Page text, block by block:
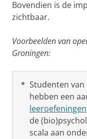
Bovendien is de
zichtbaar.
Voorbeelden van
Groningen:
Studenten van
hebben een
leeroefeningen
de
scala aan